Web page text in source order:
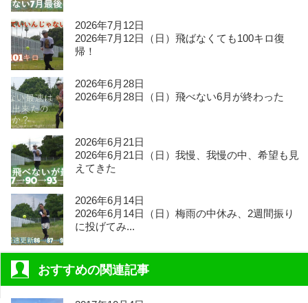
2026年7月12日
2026年7月12日（日）飛ばなくても100キロ復
帰！
2026年6月28日
2026年6月28日（日）飛べない6月が終わった
2026年6月21日
2026年6月21日（日）我慢、我慢の中、希望も見
えてきた
2026年6月14日
2026年6月14日（日）梅雨の中休み、2週間振り
に投げてみ...
おすすめの関連記事